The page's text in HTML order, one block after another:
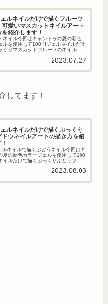
ルネイルだけで描くフルーツ
可愛いマスカットネイルアート
紹介します！
ネイル今回はキャンドゥの夏の新色
ルを使用して100円ジェルネイルだけ
くりマスカットフルーツのネイルア
おしゃれな可愛いマスカットフルー
2023.07.27
してます！
ルネイルだけで描くぷっくり
ドウネイルアートの描き方を紹
ルネイルで描くぶどうネイル今回はキ
夏の新色カラージェルを使用して100
イルだけで描くぷっくりぶどうフル
っくりアートがおしゃれな可愛いぶ
2023.08.03